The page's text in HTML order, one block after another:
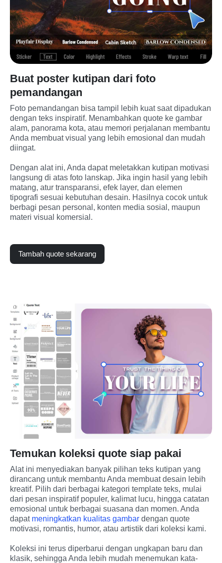
Buat poster kutipan dari foto
pemandangan
Foto pemandangan bisa tampil lebih kuat saat dipadukan
dengan teks inspiratif. Menambahkan quote ke gambar
alam, panorama kota, atau memori perjalanan membantu
Anda membuat visual yang lebih emosional dan mudah
diingat.
Dengan alat ini, Anda dapat meletakkan kutipan motivasi
langsung di atas foto lanskap. Jika ingin hasil yang lebih
matang, atur transparansi, efek layer, dan elemen
tipografi sesuai kebutuhan desain. Hasilnya cocok untuk
berbagi pesan personal, konten media sosial, maupun
materi visual komersial.
Tambah quote sekarang
Temukan koleksi quote siap pakai
Alat ini menyediakan banyak pilihan teks kutipan yang
dirancang untuk membantu Anda membuat desain lebih
kreatif. Pilih dari berbagai kategori template teks, mulai
dari pesan inspiratif populer, kalimat lucu, hingga catatan
emosional untuk berbagai suasana dan momen. Anda
dapat meningkatkan kualitas gambar dengan quote
motivasi, romantis, humor, atau artistik dari koleksi kami.
Koleksi ini terus diperbarui dengan ungkapan baru dan
klasik, sehingga Anda lebih mudah menemukan kata-